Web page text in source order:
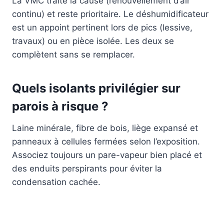
continu) et reste prioritaire. Le déshumidificateur
est un appoint pertinent lors de pics (lessive,
travaux) ou en pièce isolée. Les deux se
complètent sans se remplacer.
Quels isolants privilégier sur
parois à risque ?
Laine minérale, fibre de bois, liège expansé et
panneaux à cellules fermées selon l’exposition.
Associez toujours un pare-vapeur bien placé et
des enduits perspirants pour éviter la
condensation cachée.